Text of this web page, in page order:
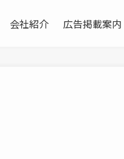
会社紹介 広告掲載案内